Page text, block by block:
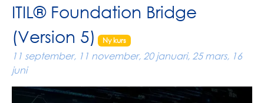
ITIL® Foundation Bridge
(Version 5)
Ny kurs
11 september, 11 november, 20 januari, 25 mars, 16
juni